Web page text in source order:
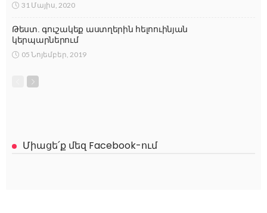
31 Մայիս, 2020
Թեստ. գուշակեք աստղերին հելոուինյան
կերպարներում
05 Նոյեմբեր, 2019
Միացե՛ք մեզ Facebook-ում